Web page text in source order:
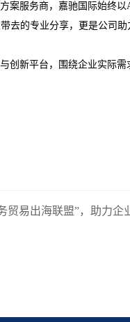
案服务商，嘉驰国际始终
去的专业分享，更是公司
创新平台，围绕企业实际
贸易出海联盟”，助力企